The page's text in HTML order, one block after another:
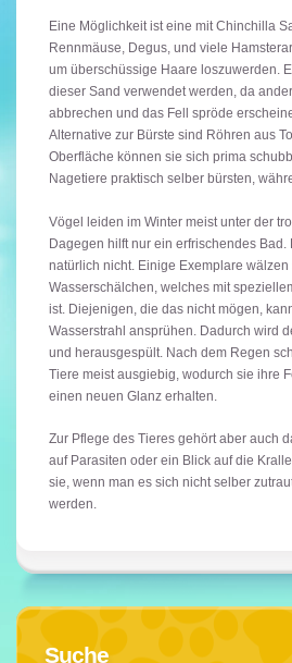
Eine Möglichkeit ist eine mit Chinchilla
Rennmäuse, Degus, und viele
um überschüssige Haare loszuwerden.
dieser Sand verwendet werden, da
abbrechen und das Fell spröde
Alternative zur Bürste sind Röhren aus
Oberfläche können sie sich prima
Nagetiere praktisch selber bürsten,
Vögel leiden im Winter meist unter der
Dagegen hilft nur ein erfrischendes
natürlich nicht. Einige Exemplare
Wasserschälchen, welches mit
ist. Diejenigen, die das nicht mögen,
Wasserstrahl ansprühen. Dadurch wird
und herausgespült. Nach dem Regen
Tiere meist ausgiebig, wodurch sie ihre
einen neuen Glanz erhalten.
Zur Pflege des Tieres gehört aber auch
auf Parasiten oder ein Blick auf die
sie, wenn man es sich nicht selber
werden.
Suche